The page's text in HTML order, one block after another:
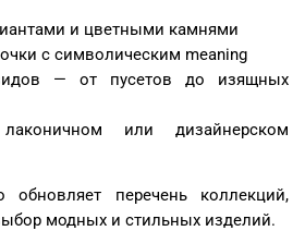
и цветными камнями
с символическим meaning
— от пусетов до изящных
или дизайнерском
обновляет перечень коллекций,
модных и стильных изделий.